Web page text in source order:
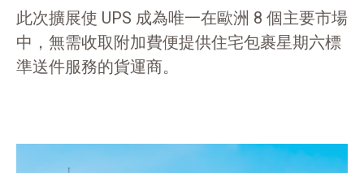
此次擴展使 UPS 成為唯一在歐洲 8 個主要市場
中，無需收取附加費便提供住宅包裹星期六標
準送件服務的貨運商。